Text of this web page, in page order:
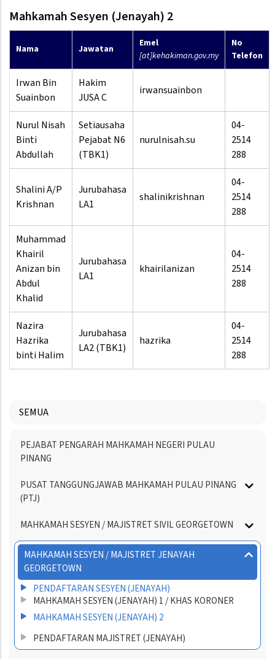
Mahkamah Sesyen (Jenayah) 2
Nama Jawatan
Emel
[at]kehakiman.gov.my
No
Telefon
Irwan Bin
Suainbon
Hakim
JUSA C
irwansuainbon
Nurul Nisah
Binti
Abdullah
Setiausaha
Pejabat N6
(TBK1)
nurulnisah.su
04-
2514
288
Shalini A/P
Krishnan
Jurubahasa
LA1
shalinikrishnan
04-
2514
288
Muhammad
Khairil
Anizan bin
Abdul
Khalid
Jurubahasa
LA1
khairilanizan
04-
2514
288
Nazira
Hazrika
binti Halim
Jurubahasa
LA2 (TBK1)
hazrika
04-
2514
288
SEMUA
Menu
Directory
PEJABAT PENGARAH MAHKAMAH NEGERI PULAU
PINANG
PUSAT TANGGUNGJAWAB MAHKAMAH PULAU PINANG
(PTJ)
MAHKAMAH SESYEN / MAJISTRET SIVIL GEORGETOWN
MAHKAMAH SESYEN / MAJISTRET JENAYAH
GEORGETOWN
PENDAFTARAN SESYEN (JENAYAH)
MAHKAMAH SESYEN (JENAYAH) 1 / KHAS KORONER
MAHKAMAH SESYEN (JENAYAH) 2
PENDAFTARAN MAJISTRET (JENAYAH)